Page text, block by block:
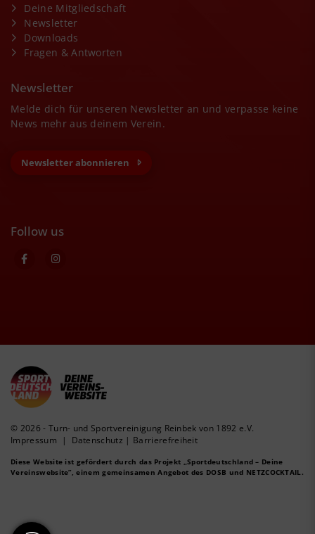
Deine Mitgliedschaft
Newsletter
Downloads
Fragen & Antworten
Newsletter
Melde dich für unseren Newsletter an und verpasse keine
News mehr aus deinem Verein.
Newsletter abonnieren
Follow us
© 2026 - Turn- und Sportvereinigung Reinbek von 1892 e.V.
Impressum | Datenschutz | Barrierefreiheit
Diese Website ist gefördert durch das Projekt
„Sportdeutschland – Deine
Vereinswebsite” , einem gemeinsamen Angebot des DOSB und NETZCOCKTAIL.